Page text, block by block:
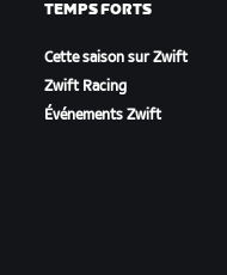
TEMPS FORTS
Cette saison sur Zwift
Zwift Racing
Événements Zwift